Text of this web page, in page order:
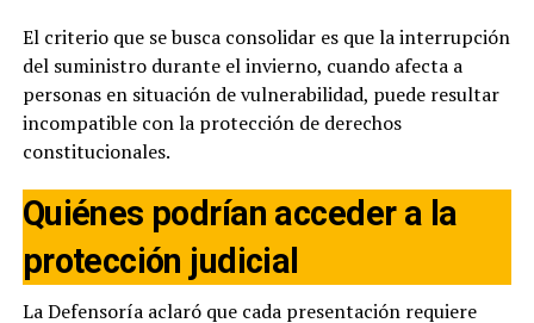
El criterio que se busca consolidar es que la interrupción
del suministro durante el invierno, cuando afecta a
personas en situación de vulnerabilidad, puede resultar
incompatible con la protección de derechos
constitucionales.
Quiénes podrían acceder a la
protección judicial
La Defensoría aclaró que cada presentación requiere